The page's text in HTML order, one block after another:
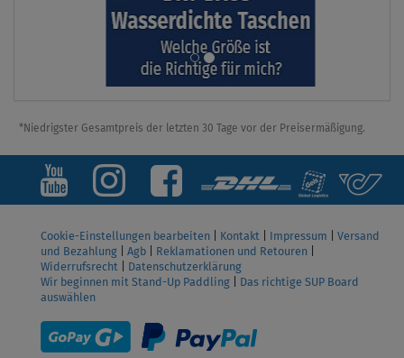
*Niedrigster Gesamtpreis der letzten 30 Tage vor der Preisermäßigung.
Cookie-Einstellungen bearbeiten Kontakt Impressum
Versand
und Bezahlung
Agb Reklamationen und Retouren
Widerrufsrecht
Datenschutzerklärung
Wir beginnen mit Stand-Up Paddling
Das richtige SUP Board
auswählen